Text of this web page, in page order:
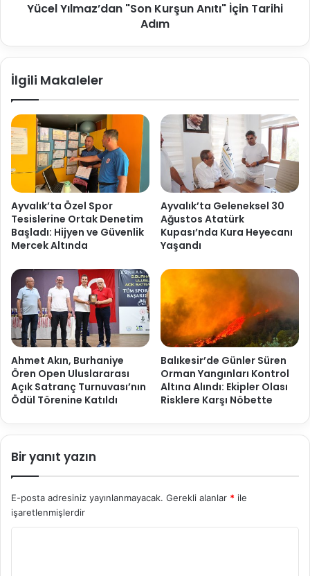
Yücel Yılmaz’dan "Son Kurşun Anıtı" İçin Tarihi
Adım
İlgili Makaleler
Ayvalık’ta Özel Spor
Tesislerine Ortak Denetim
Başladı: Hijyen ve Güvenlik
Mercek Altında
Ayvalık’ta Geleneksel 30
Ağustos Atatürk
Kupası’nda Kura Heyecanı
Yaşandı
Ahmet Akın, Burhaniye
Ören Open Uluslararası
Açık Satranç Turnuvası’nın
Ödül Törenine Katıldı
Balıkesir’de Günler Süren
Orman Yangınları Kontrol
Altına Alındı: Ekipler Olası
Risklere Karşı Nöbette
Bir yanıt yazın
E-posta adresiniz yayınlanmayacak. Gerekli alanlar * ile
işaretlenmişlerdir